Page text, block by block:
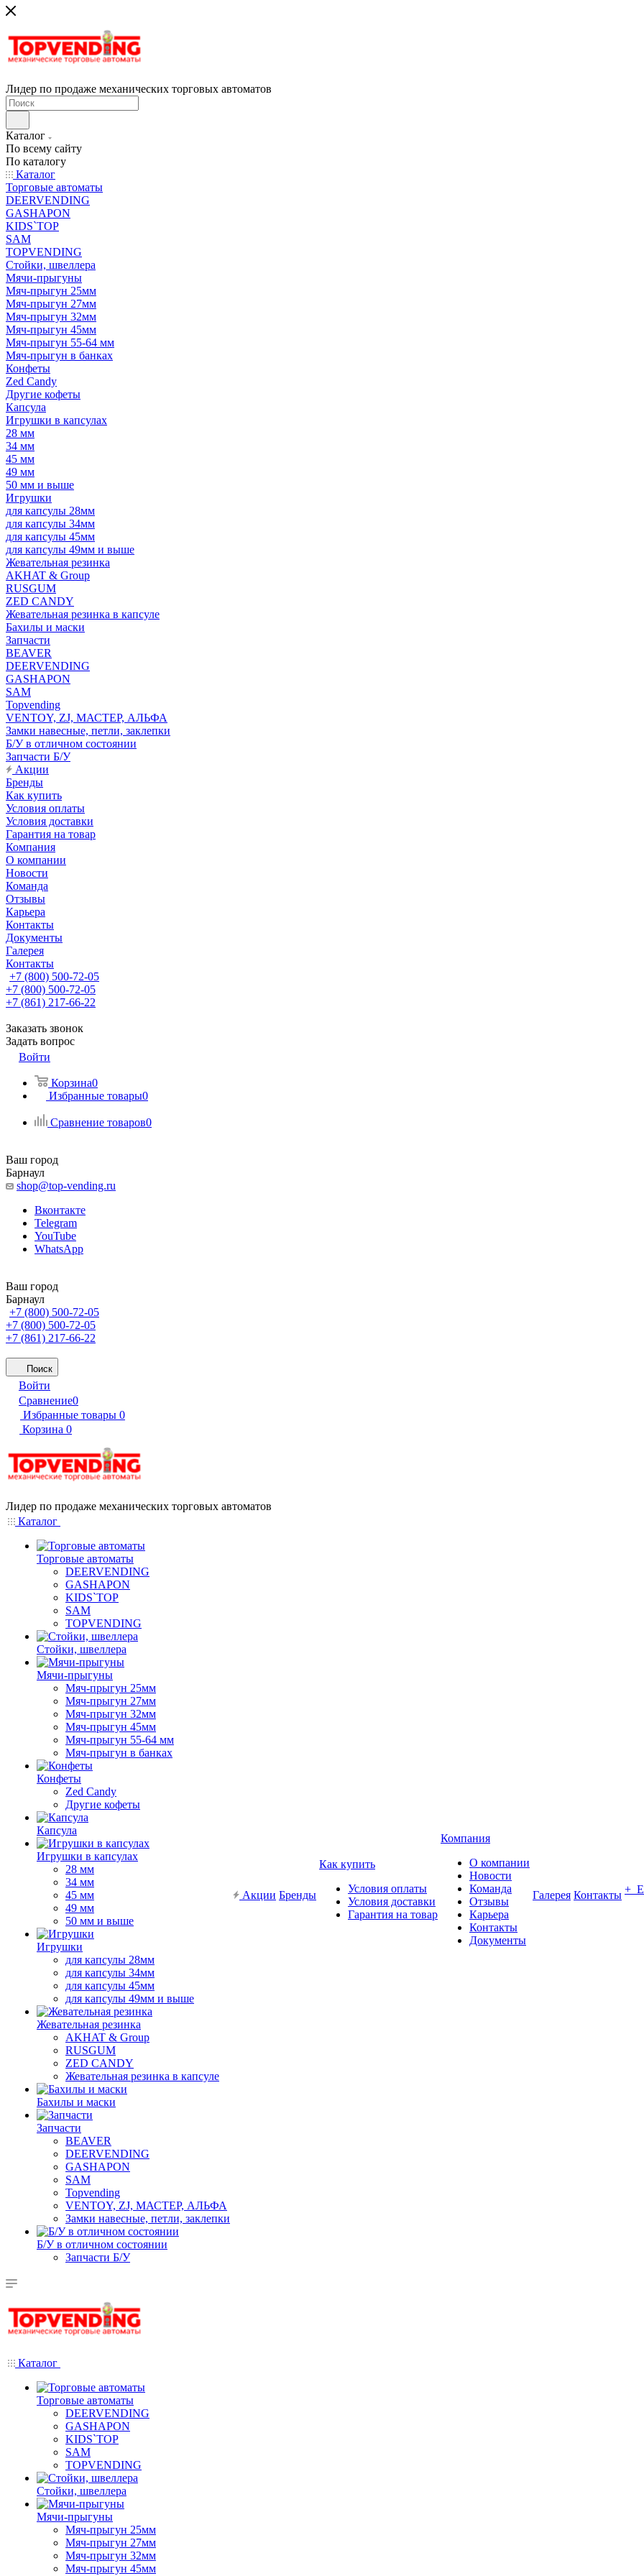
Лидер по продаже механических торговых автоматов
Каталог
По всему сайту
По каталогу
Каталог
Торговые автоматы
DEERVENDING
GASHAPON
KIDS`TOP
SAM
TOPVENDING
Стойки, швеллера
Мячи-прыгуны
Мяч-прыгун 25мм
Мяч-прыгун 27мм
Мяч-прыгун 32мм
Мяч-прыгун 45мм
Мяч-прыгун 55-64 мм
Мяч-прыгун в банках
Конфеты
Zed Candy
Другие кофеты
Капсула
Игрушки в капсулах
28 мм
34 мм
45 мм
49 мм
50 мм и выше
Игрушки
для капсулы 28мм
для капсулы 34мм
для капсулы 45мм
для капсулы 49мм и выше
Жевательная резинка
AKHAT & Group
RUSGUM
ZED CANDY
Жевательная резинка в капсуле
Бахилы и маски
Запчасти
BEAVER
DEERVENDING
GASHAPON
SAM
Topvending
VENTOY, ZJ, МАСТЕР, АЛЬФА
Замки навесные, петли, заклепки
Б/У в отличном состоянии
Запчасти Б/У
Акции
Бренды
Как купить
Условия оплаты
Условия доставки
Гарантия на товар
Компания
О компании
Новости
Команда
Отзывы
Карьера
Контакты
Документы
Галерея
Контакты
+7 (800) 500-72-05
+7 (800) 500-72-05
+7 (861) 217-66-22
Заказать звонок
Задать вопрос
Войти
Корзина0
Избранные товары0
Сравнение товаров0
Ваш город
Барнаул
shop@top-vending.ru
Вконтакте
Telegram
YouTube
WhatsApp
Ваш город
Барнаул
+7 (800) 500-72-05
+7 (800) 500-72-05
+7 (861) 217-66-22
Поиск
Войти
Сравнение0
Избранные товары 0
Корзина 0
Лидер по продаже механических торговых автоматов
Каталог
Торговые автоматы
DEERVENDING
GASHAPON
KIDS`TOP
SAM
TOPVENDING
Стойки, швеллера
Мячи-прыгуны
Мяч-прыгун 25мм
Мяч-прыгун 27мм
Мяч-прыгун 32мм
Мяч-прыгун 45мм
Мяч-прыгун 55-64 мм
Мяч-прыгун в банках
Конфеты
Zed Candy
Другие кофеты
Капсула
Игрушки в капсулах
28 мм
34 мм
45 мм
49 мм
50 мм и выше
Игрушки
для капсулы 28мм
для капсулы 34мм
для капсулы 45мм
для капсулы 49мм и выше
Жевательная резинка
AKHAT & Group
RUSGUM
ZED CANDY
Жевательная резинка в капсуле
Бахилы и маски
Запчасти
BEAVER
DEERVENDING
GASHAPON
SAM
Topvending
VENTOY, ZJ, МАСТЕР, АЛЬФА
Замки навесные, петли, заклепки
Б/У в отличном состоянии
Запчасти Б/У
Акции Бренды
Как купить
Условия оплаты
Условия доставки
Гарантия на товар
Компания
О компании
Новости
Команда
Отзывы
Карьера
Контакты
Документы
Галерея Контакты +
Каталог
Торговые автоматы
DEERVENDING
GASHAPON
KIDS`TOP
SAM
TOPVENDING
Стойки, швеллера
Мячи-прыгуны
Мяч-прыгун 25мм
Мяч-прыгун 27мм
Мяч-прыгун 32мм
Мяч-прыгун 45мм